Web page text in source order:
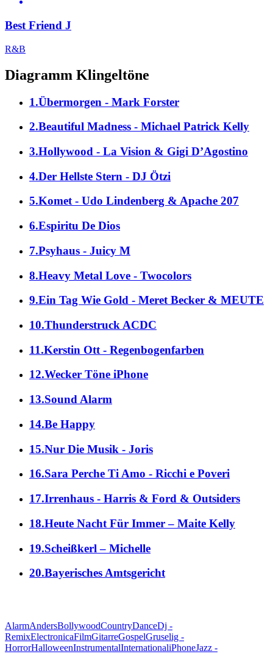
Best Friend J
R&B
Diagramm Klingeltöne
1.Übermorgen - Mark Forster
2.Beautiful Madness - Michael Patrick Kelly
3.Hollywood - La Vision & Gigi D’Agostino
4.Der Hellste Stern - DJ Ötzi
5.Komet - Udo Lindenberg & Apache 207
6.Espiritu De Dios
7.Psyhaus - Juicy M
8.Heavy Metal Love - Twocolors
9.Ein Tag Wie Gold - Meret Becker & MEUTE
10.Thunderstruck ACDC
11.Kerstin Ott - Regenbogenfarben
12.Wecker Töne iPhone
13.Sound Alarm
14.Be Happy
15.Nur Die Musik - Joris
16.Sara Perche Ti Amo - Ricchi e Poveri
17.Irrenhaus - Harris & Ford & Outsiders
18.Heute Nacht Für Immer – Maite Kelly
19.Scheißkerl – Michelle
20.Bayerisches Amtsgericht
AlarmAndersBollywoodCountryDanceDj -
RemixElectronicaFilmGitarreGospelGruselig -
HorrorHalloweenInstrumentalInternationaliPhoneJazz -